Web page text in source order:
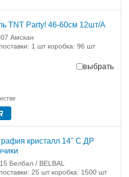
TNT Party! 46-60см 12шт/A
Амскан
1 шт коробка: 96 шт
выбрать
кристалл 14" С ДР
Белбал / BELBAL
25 шт коробка: 1500 шт